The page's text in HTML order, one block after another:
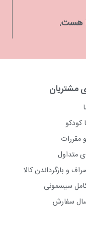
هست.
مشتریان
کودکو
مقررات
متداول
و بازگرداندن کالا
سیسمونی
سفارش